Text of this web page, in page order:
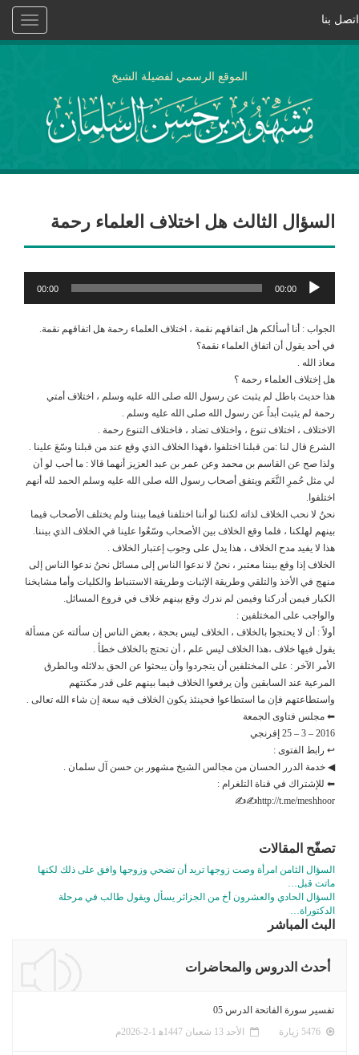
Toggle
اتصل بنا
الموقع الرسمي لفضيلة الشيخ
السؤال الثالث هل اختلاف العلماء رحمة
مشغل
الصوت
00:00
00:00
الجواب : أنا أسألكم هل اتفاقهم نقمة ، اختلاف العلماء رحمة هل اتفاقهم نقمة.
في أحد يقول أن اتفاق العلماء نقمة؟
معاذ الله .
هل إختلاف العلماء رحمة ؟
هذا حديث باطل لم يثبت عن رسول الله صلى الله عليه وسلم ، اختلاف أمتي
رحمة لم يثبت أبداً عن رسول الله صلى الله عليه وسلم .
الاختلاف ، اختلاف تنوع ، واختلاف تضاد ، فاختلاف التنوع رحمة .
الشرع قال لنا :من قبلنا اختلفوا ،فهذا الخلاف الذي وقع عند من قبلنا وسّعَ علينا .
ولذا صح عن القاسم بن محمد وعن عمر بن عبد العزيز أنهما قالا : ما أحب لو أن
لي مثل حُمرِ النَّعَم ويتفق أصحاب رسول الله صلى الله عليه وسلم الحمد لله أنهم
اختلفوا.
نحنُ لا نحب الخلاف لذاته لكننا لو أننا اختلفنا فيما بيننا ولم يختلف الأصحاب فيما
بينهم لهلكنا ، فلما وقع الخلاف بين الأصحاب وسّعُوا علينا في الخلاف الذي بيننا.
هذا لا يفيد مدح الخلاف ، هذا يدل على وجوب إعتبار الخلاف .
الخلاف إذا وقع بيننا معتبر ، نحنُ لا ندعوا الناس إلى مسائل نحنُ ندعوا الناس إلى
منهج في الأخذ والتلقي وطريقة الإثبات وطريقة الاستنباط والكليات وأما مشايخنا
الكبار فيمن أدركنا وفيمن لم ندرك وقع بينهم خلاف في فروع المسائل.
والواجب على المختلفين :
أولاً : أن لا يحتجوا بالخلاف ، الخلاف ليس بحجة ، بعض الناس إن سألته عن مسألة
يقول فيها خلاف ،هذا الخلاف ليس علم ، أن تحتج بالخلاف خطأ .
الأمر الآخر : على المختلفين أن يتجردوا وأن يبحثوا عن الحق بدلائله وبالطرق
المرعية عند السابقين وأن يرفعوا الخلاف فيما بينهم على قدر مكنتهم
واستطاعتهم فإن ما استطاعوا فحينئذ يكون الخلاف فيه سعة إن شاء الله تعالى .
⬅ مجلس فتاوى الجمعة
2016 – 3 – 25 إفرنجي
↩ رابط الفتوى :
◀ خدمة الدرر الحسان من مجالس الشيخ مشهور بن حسن آل سلمان .
⬅ للإشتراك في قناة التلغرام :
http://t.me/meshhoor✍✍
تصفّح المقالات
السؤال الثامن امرأة وصت زوجها تريد أن تضحي وزوجها وافق على ذلك لكنها
ماتت قبل…
السؤال الحادي والعشرون أخ من الجزائر يسأل ويقول طالب في مرحلة
الدكتوراة…
البث المباشر
أحدث الدروس والمحاضرات
تفسير سورة الفاتحة الدرس 05
الأحد 13 شعبان 1447ﻫ 1-2-2026م